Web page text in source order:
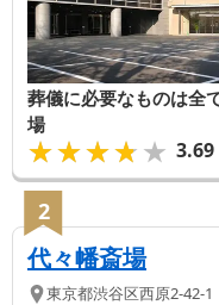
葬儀に必要なものは全
場
★★★★★
★★★★★ 3.69
2
代々幡斎場
東京都渋谷区西原2-42-1